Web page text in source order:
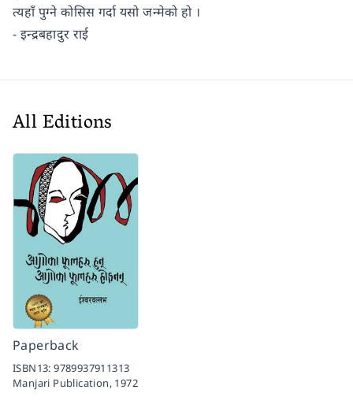
त्यहाँ पुग्ने कोसिस गर्दा यसो जन्मेको हो ।
- इन्द्रबहादुर राई
All Editions
Paperback
ISBN13:9789937911313
Manjari Publication, 1972